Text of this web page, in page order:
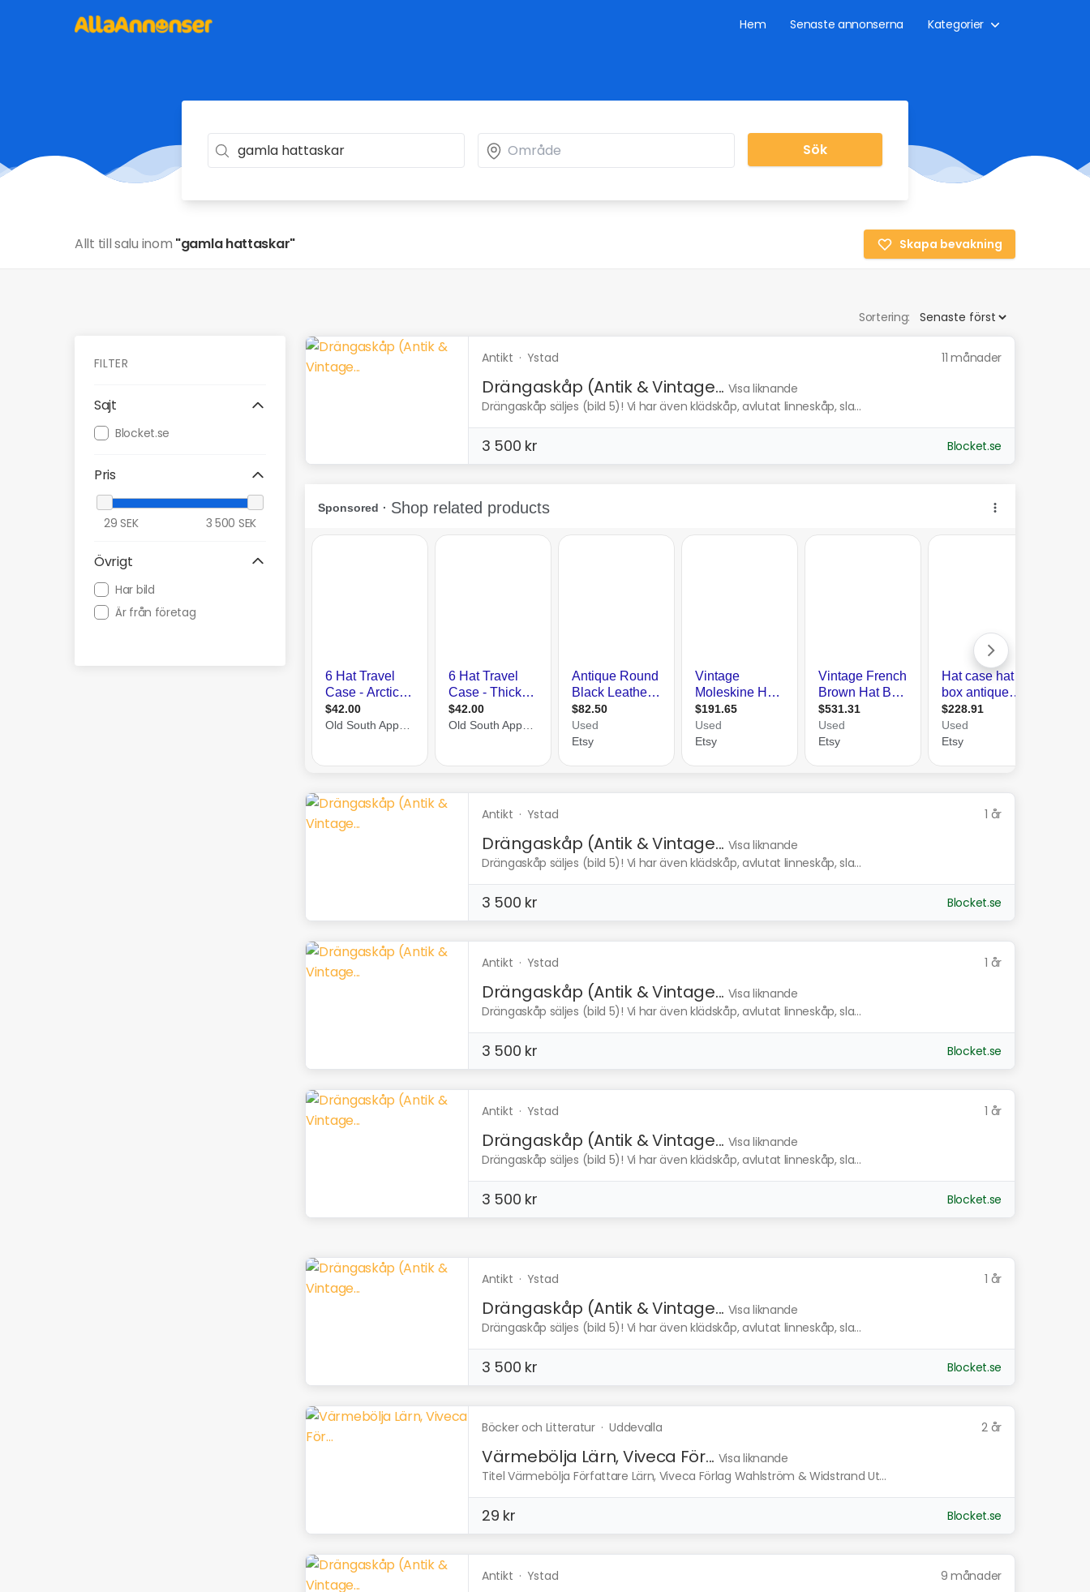
Hem Senaste annonserna Kategorier
Sök
Allt till salu inom "gamla hattaskar" Skapa bevakning
Sortering:
FILTER
Sajt
Blocket.se
Pris
29 SEK 3 500 SEK
Övrigt
Har bild
Är från företag
Antikt · Ystad 11 månader
Drängaskåp (Antik & Vintage... Visa liknande
Drängaskåp säljes (bild 5)! Vi har även klädskåp, avlutat linneskåp, sla...
3 500 kr Blocket.se
Antikt · Ystad 1 år
Drängaskåp (Antik & Vintage... Visa liknande
Drängaskåp säljes (bild 5)! Vi har även klädskåp, avlutat linneskåp, sla...
3 500 kr Blocket.se
Antikt · Ystad 1 år
Drängaskåp (Antik & Vintage... Visa liknande
Drängaskåp säljes (bild 5)! Vi har även klädskåp, avlutat linneskåp, sla...
3 500 kr Blocket.se
Antikt · Ystad 1 år
Drängaskåp (Antik & Vintage... Visa liknande
Drängaskåp säljes (bild 5)! Vi har även klädskåp, avlutat linneskåp, sla...
3 500 kr Blocket.se
Antikt · Ystad 1 år
Drängaskåp (Antik & Vintage... Visa liknande
Drängaskåp säljes (bild 5)! Vi har även klädskåp, avlutat linneskåp, sla...
3 500 kr Blocket.se
Böcker och Litteratur·Uddevalla 2 år
Värmebölja Lärn, Viveca För... Visa liknande
Titel Värmebölja Författare Lärn, Viveca Förlag Wahlström & Widstrand Ut...
29 kr Blocket.se
Antikt · Ystad 9 månader